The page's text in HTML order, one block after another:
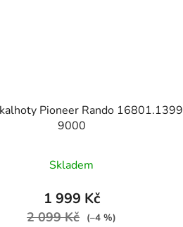
Pioneer Rando 16801.1399
9000
Skladem
1 999 Kč
2 099 Kč (–4 %)